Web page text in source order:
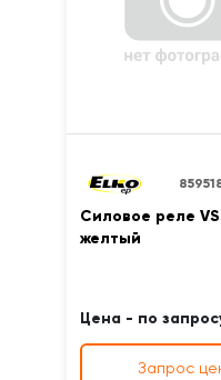
Силовое реле
желтый
Цена - по
Запрос